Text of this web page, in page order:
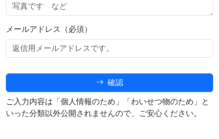
メールアドレス（必須）
確認
ご入力内容は「個人情報のため」「わいせつ物のため」と
いった分類以外公開されませんので、ご安心ください。